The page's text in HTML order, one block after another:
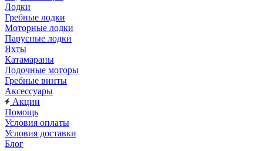
Лодки
Гребные лодки
Моторные лодки
Парусные лодки
Яхты
Катамараны
Лодочные моторы
Гребные винты
Аксессуары
Акции
Помощь
Условия оплаты
Условия доставки
Блог